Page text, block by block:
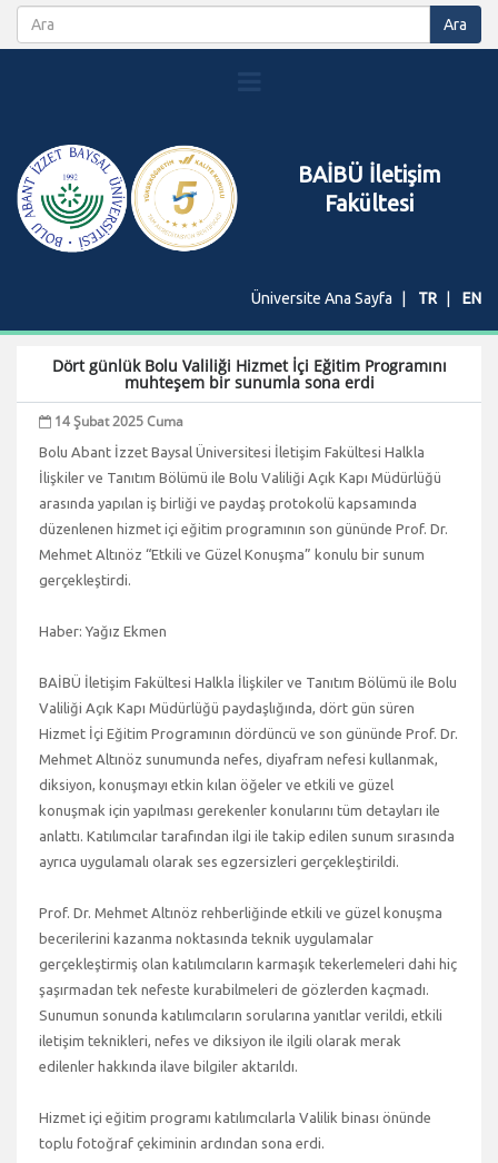
BAİBÜ İletişim
Fakültesi
Üniversite Ana Sayfa TR EN
Dört günlük Bolu Valiliği Hizmet İçi Eğitim Programını
muhteşem bir sunumla sona erdi
14 Şubat 2025 Cuma
Bolu Abant İzzet Baysal Üniversitesi İletişim Fakültesi Halkla
İlişkiler ve Tanıtım Bölümü ile Bolu Valiliği Açık Kapı Müdürlüğü
arasında yapılan iş birliği ve paydaş protokolü kapsamında
düzenlenen hizmet içi eğitim programının son gününde Prof. Dr.
Mehmet Altınöz “Etkili ve Güzel Konuşma” konulu bir sunum
gerçekleştirdi.
Haber: Yağız Ekmen
BAİBÜ İletişim Fakültesi Halkla İlişkiler ve Tanıtım Bölümü ile Bolu
Valiliği Açık Kapı Müdürlüğü paydaşlığında, dört gün süren
Hizmet İçi Eğitim Programının dördüncü ve son gününde Prof. Dr.
Mehmet Altınöz sunumunda nefes, diyafram nefesi kullanmak,
diksiyon, konuşmayı etkin kılan öğeler ve etkili ve güzel
konuşmak için yapılması gerekenler konularını tüm detayları ile
anlattı. Katılımcılar tarafından ilgi ile takip edilen sunum sırasında
ayrıca uygulamalı olarak ses egzersizleri gerçekleştirildi.
Prof. Dr. Mehmet Altınöz rehberliğinde etkili ve güzel konuşma
becerilerini kazanma noktasında teknik uygulamalar
gerçekleştirmiş olan katılımcıların karmaşık tekerlemeleri dahi hiç
şaşırmadan tek nefeste kurabilmeleri de gözlerden kaçmadı.
Sunumun sonunda katılımcıların sorularına yanıtlar verildi, etkili
iletişim teknikleri, nefes ve diksiyon ile ilgili olarak merak
edilenler hakkında ilave bilgiler aktarıldı.
Hizmet içi eğitim programı katılımcılarla Valilik binası önünde
toplu fotoğraf çekiminin ardından sona erdi.